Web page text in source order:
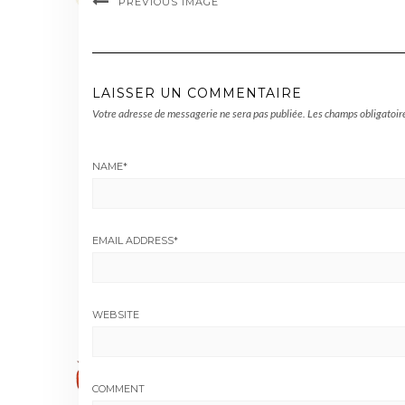
LAISSER UN COMMENTAIRE
Votre adresse de messagerie ne sera pas publiée. Les champs
NAME*
EMAIL ADDRESS*
WEBSITE
COMMENT